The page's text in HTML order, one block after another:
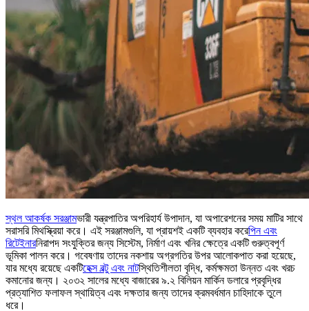
স্থল আকর্ষক সরঞ্জামভারী যন্ত্রপাতির অপরিহার্য উপাদান, যা অপারেশনের সময় মাটির সাথে
সরাসরি মিথস্ক্রিয়া করে। এই সরঞ্জামগুলি, যা প্রায়শই একটি ব্যবহার করেপিন এবং
রিটেইনারনিরাপদ সংযুক্তির জন্য সিস্টেম, নির্মাণ এবং খনির ক্ষেত্রে একটি গুরুত্বপূর্ণ
ভূমিকা পালন করে। গবেষণায় তাদের নকশায় অগ্রগতির উপর আলোকপাত করা হয়েছে,
যার মধ্যে রয়েছে একটিহেক্স বল্টু এবং নাটস্থিতিশীলতা বৃদ্ধি, কর্মক্ষমতা উন্নত এবং খরচ
কমানোর জন্য। ২০৩২ সালের মধ্যে বাজারের ৯.২ বিলিয়ন মার্কিন ডলারে প্রবৃদ্ধির
প্রত্যাশিত ফলাফল স্থায়িত্ব এবং দক্ষতার জন্য তাদের ক্রমবর্ধমান চাহিদাকে তুলে
ধরে।